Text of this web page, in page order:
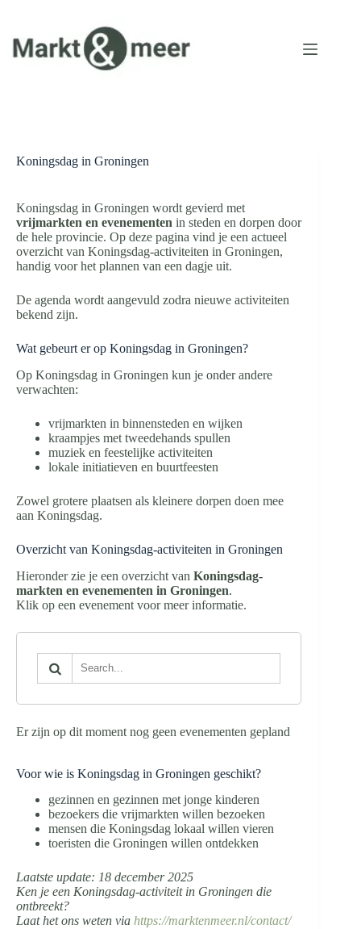
de
inhoud
Koningsdag in Groningen
Koningsdag in Groningen wordt gevierd met
vrijmarkten en evenementen in steden en dorpen door
de hele provincie. Op deze pagina vind je een actueel
overzicht van Koningsdag-activiteiten in Groningen,
handig voor het plannen van een dagje uit.
De agenda wordt aangevuld zodra nieuwe activiteiten
bekend zijn.
Wat gebeurt er op Koningsdag in Groningen?
Op Koningsdag in Groningen kun je onder andere
verwachten:
vrijmarkten in binnensteden en wijken
kraampjes met tweedehands spullen
muziek en feestelijke activiteiten
lokale initiatieven en buurtfeesten
Zowel grotere plaatsen als kleinere dorpen doen mee
aan Koningsdag.
Overzicht van Koningsdag-activiteiten in Groningen
Hieronder zie je een overzicht van Koningsdag-
markten en evenementen in Groningen.
Klik op een evenement voor meer informatie.
Er zijn op dit moment nog geen evenementen gepland
Voor wie is Koningsdag in Groningen geschikt?
gezinnen en gezinnen met jonge kinderen
bezoekers die vrijmarkten willen bezoeken
mensen die Koningsdag lokaal willen vieren
toeristen die Groningen willen ontdekken
Laatste update: 18 december 2025
Ken je een Koningsdag-activiteit in Groningen die
ontbreekt?
Laat het ons weten via https://marktenmeer.nl/contact/